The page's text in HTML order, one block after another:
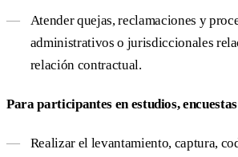
Atender quejas, reclamaciones y
administrativos o jurisdiccionales
relación contractual.
Para participantes en estudios,
Realizar el levantamiento, captura,